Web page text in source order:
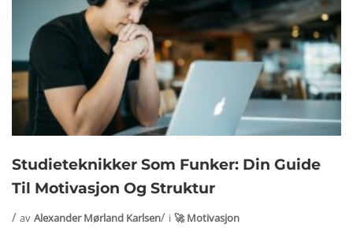
Studieteknikker Som Funker: Din Guide
Til Motivasjon Og Struktur
av Alexander Mørland Karlsen i 🚀 Motivasjon